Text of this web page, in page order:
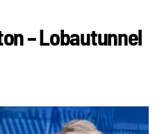
– Lobautunnel